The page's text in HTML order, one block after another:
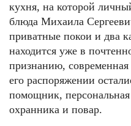
кухня, на которой
блюда Михаила
приватные покои и два
находится уже в
признанию,
его распоряжении
помощник,
охранника и повар.